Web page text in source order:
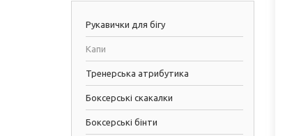
Рукавички для бігу
Капи
Тренерська атрибутика
Боксерські скакалки
Боксерські бінти